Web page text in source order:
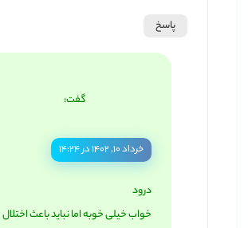
پاسخ
گفت:
خرداد ۱۰, ۱۴۰۲ در ۱۴:۲۴
درود
خواب خیلی خوبه اما نباید باعث اختلال